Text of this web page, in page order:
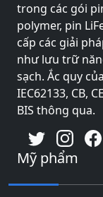
trong các gói
polymer, pin
cấp các giải
như lưu trữ
sạch. Ắc quy
IEC62133, CB,
BIS thông qua.
Mỹ phẩm